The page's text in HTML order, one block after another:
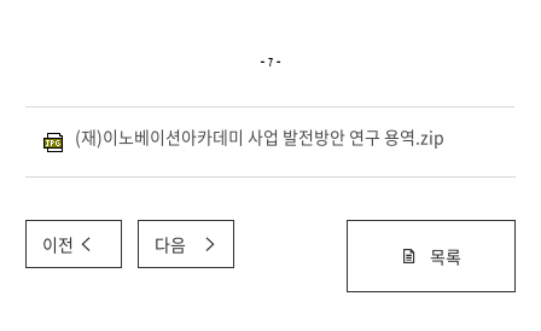
(재)이노베이션아카데미 사업 발전방안 연구 용역.zip
이전 다음 목록